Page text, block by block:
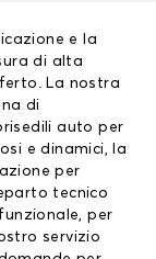
e la
di alta
La nostra
di
auto per
e dinamici, la
per
tecnico
per
servizio